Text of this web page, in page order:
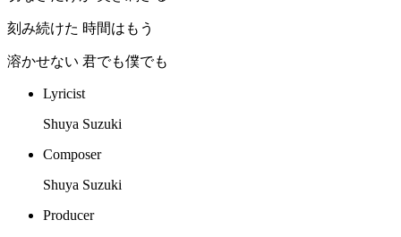
刻み続けた 時間はもう
溶かせない 君でも僕でも
Lyricist
Shuya Suzuki
Composer
Shuya Suzuki
Producer